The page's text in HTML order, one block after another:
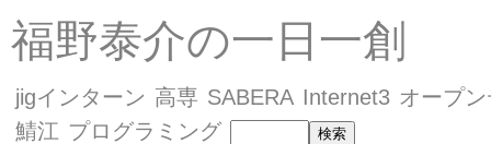
福野泰介の一日一創
jigインターン 高専 SABERA Internet3 オープ
鯖江 プログラミング